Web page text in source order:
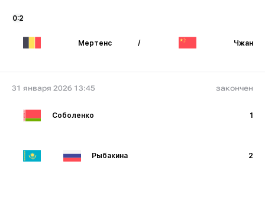
0:2
Мертенс / Чжан
31 января 2026 13:45 закончен
Соболенко 1
Рыбакина 2